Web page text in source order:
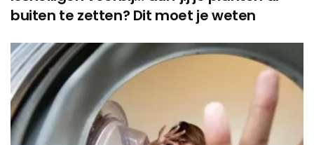
buiten te zetten? Dit moet je weten